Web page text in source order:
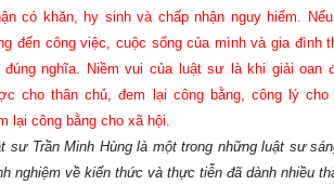
có khăn, hy sinh và chấp nhận nguy hiểm.
đến công việc, cuộc sống của mình và gia đình
đúng nghĩa. Niềm vui của luật sư là khi giải oan
cho thân chủ, đem lại công bằng, công lý cho
lại công bằng cho xã hội.
Trần Minh Hùng là một trong những luật sư
nghiệm về kiến thức và thực tiễn đã dành nhiều